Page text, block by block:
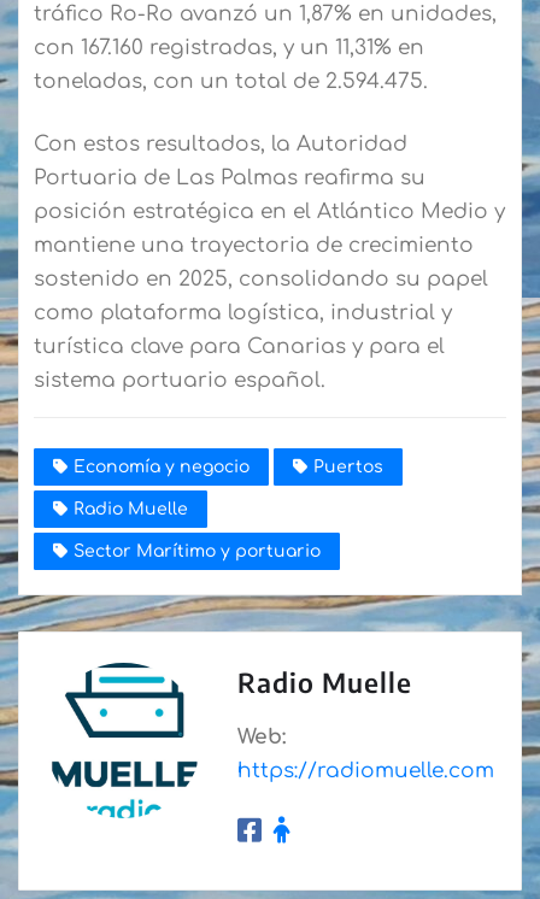
tráfico Ro-Ro avanzó un 1,87% en unidades,
con 167.160 registradas, y un 11,31% en
toneladas, con un total de 2.594.475.
Con estos resultados, la Autoridad
Portuaria de Las Palmas reafirma su
posición estratégica en el Atlántico Medio y
mantiene una trayectoria de crecimiento
sostenido en 2025, consolidando su papel
como plataforma logística, industrial y
turística clave para Canarias y para el
sistema portuario español.
Economía y negocio Puertos
Radio Muelle
Sector Marítimo y portuario
Radio Muelle
Web:
https://radiomuelle.com